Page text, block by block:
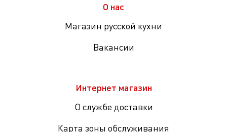
О нас
Магазин русской кухни
Вакансии
Интернет магазин
О службе доставки
Карта зоны обслуживания